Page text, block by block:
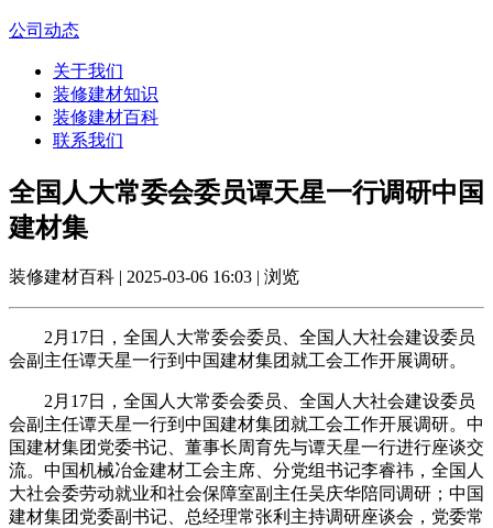
公司动态
关于我们
装修建材知识
装修建材百科
联系我们
全国人大常委会委员谭天星一行调研中国
建材集
装修建材百科 | 2025-03-06 16:03 | 浏览
2月17日，全国人大常委会委员、全国人大社会建设委员
会副主任谭天星一行到中国建材集团就工会工作开展调研。
2月17日，全国人大常委会委员、全国人大社会建设委员
会副主任谭天星一行到中国建材集团就工会工作开展调研。中
国建材集团党委书记、董事长周育先与谭天星一行进行座谈交
流。中国机械冶金建材工会主席、分党组书记李睿祎，全国人
大社会委劳动就业和社会保障室副主任吴庆华陪同调研；中国
建材集团党委副书记、总经理常张利主持调研座谈会，党委常